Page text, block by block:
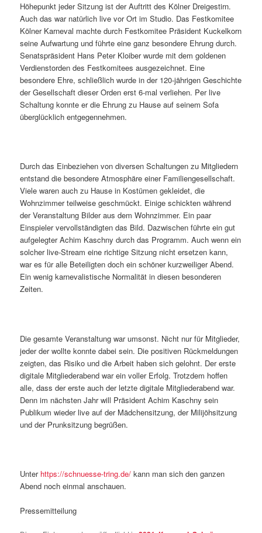
Höhepunkt jeder Sitzung ist der Auftritt des Kölner Dreigestirn.
Auch das war natürlich live vor Ort im Studio. Das Festkomitee
Kölner Karneval machte durch Festkomitee Präsident Kuckelkorn
seine Aufwartung und führte eine ganz besondere Ehrung durch.
Senatspräsident Hans Peter Kloiber wurde mit dem goldenen
Verdienstorden des Festkomitees ausgezeichnet. Eine
besondere Ehre, schließlich wurde in der 120-jährigen Geschichte
der Gesellschaft dieser Orden erst 6-mal verliehen. Per live
Schaltung konnte er die Ehrung zu Hause auf seinem Sofa
überglücklich entgegennehmen.
Durch das Einbeziehen von diversen Schaltungen zu Mitgliedern
entstand die besondere Atmosphäre einer Familiengesellschaft.
Viele waren auch zu Hause in Kostümen gekleidet, die
Wohnzimmer teilweise geschmückt. Einige schickten während
der Veranstaltung Bilder aus dem Wohnzimmer.​ Ein paar
Einspieler vervollständigten das Bild. Dazwischen führte ein gut
aufgelegter Achim Kaschny durch das Programm. Auch wenn ein
solcher live-Stream eine richtige Sitzung nicht ersetzen kann,
war es für alle Beteiligten doch ein schöner kurzweiliger Abend.
Ein wenig karnevalistische Normalität in diesen besonderen
Zeiten.
Die gesamte Veranstaltung war umsonst. Nicht nur für Mitglieder,
jeder der wollte konnte dabei sein. Die positiven Rückmeldungen
zeigten, das Risiko und die Arbeit haben sich gelohnt. Der erste
digitale Mitgliederabend war ein voller Erfolg. Trotzdem hoffen
alle, dass der erste auch der letzte digitale Mitgliederabend war.
Denn im nächsten Jahr will Präsident Achim Kaschny sein
Publikum wieder live auf der Mädchensitzung, der Milijöhsitzung
und der Prunksitzung begrüßen.
Unter https://schnuesse-tring.de/ kann man sich den ganzen
Abend noch einmal anschauen.
Pressemitteilung